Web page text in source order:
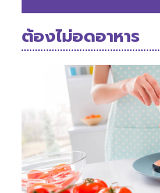
ต้องไม่อดอาหาร